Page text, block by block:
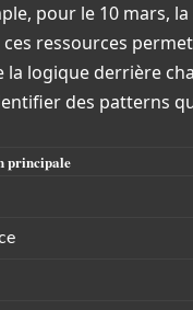
pour le 10 mars,
ces ressources
logique derrière
des patterns
principale